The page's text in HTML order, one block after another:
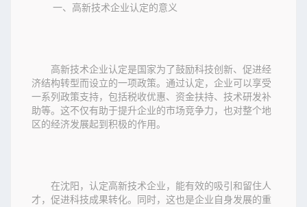
一、高新技术企业认定的意义
高新技术企业认定是国家为了鼓励科技创新、促进经
济结构转型而设立的一项政策。通过认定，企业可以享受
一系列政策支持，包括税收优惠、资金扶持、技术研发补
助等。这不仅有助于提升企业的市场竞争力，也对整个地
区的经济发展起到积极的作用。
在沈阳，认定高新技术企业，能有效的吸引和留住人
才，促进科技成果转化。同时，这也是企业自身发展的重